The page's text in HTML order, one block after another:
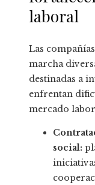
laboral
Las
marcha
destinadas a
enfrentan
mercado
social: